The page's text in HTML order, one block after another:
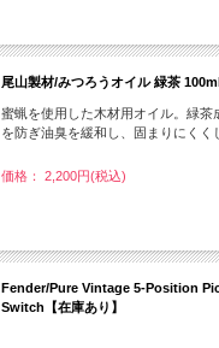
尾山製材/みつろうオイル 緑茶
蜜蝋を使用した木材用オイル。緑茶
を防ぎ油臭を緩和し、固まりにくく
価格： 2,200円(税込)
Fender/Pure Vintage 5-Position
Switch【在庫あり】